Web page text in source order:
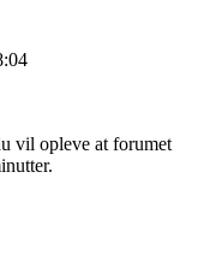
vil opleve at forumet